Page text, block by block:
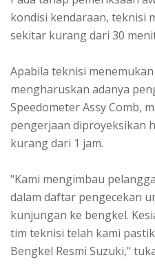
kondisi kendaraan, teknisi
sekitar kurang dari 30
Apabila teknisi
mengharuskan adanya
Speedometer Assy Comb,
pengerjaan diproyeksikan
kurang dari 1 jam.
"Kami mengimbau
dalam daftar pengecekan
kunjungan ke bengkel.
tim teknisi telah kami
Bengkel Resmi Suzuki,"